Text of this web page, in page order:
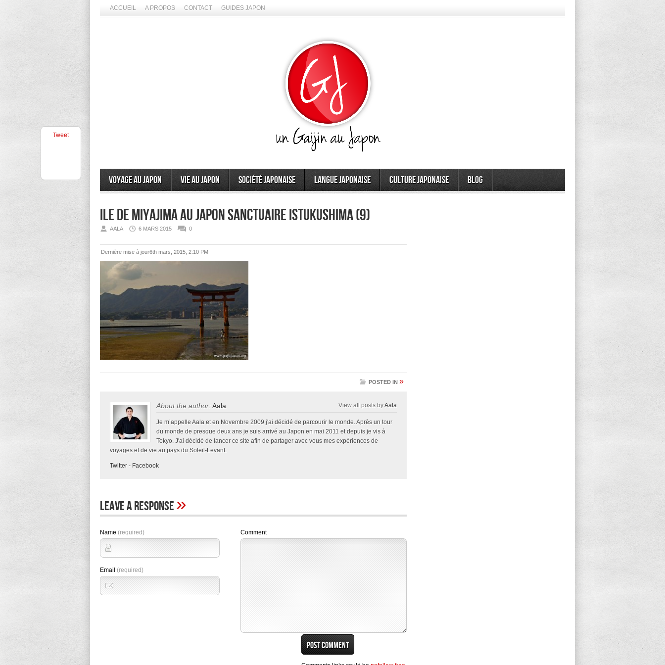
ACCUEIL A PROPOS CONTACT GUIDES JAPON
Voyage au Japon Vie au Japon Société japonaise Langue japonaise Culture japonaise Blog
ile de miyajima au Japon sanctuaire Istukushima (9)
AALA 6 MARS 2015 0
Dernière mise à jour6th mars, 2015, 2:10 PM
Tweet
POSTED IN »
About the author:Aala View all posts byAala
Je m’appelle Aala et en Novembre 2009 j'ai décidé de parcourir le monde. Après un tour
du monde de presque deux ans je suis arrivé au Japon en mai 2011 et depuis je vis à
Tokyo. J'ai décidé de lancer ce site afin de partager avec vous mes expériences de
voyages et de vie au pays du Soleil-Levant.
Twitter - Facebook
Leave A Response»
Name (required)
Email (required)
Comment